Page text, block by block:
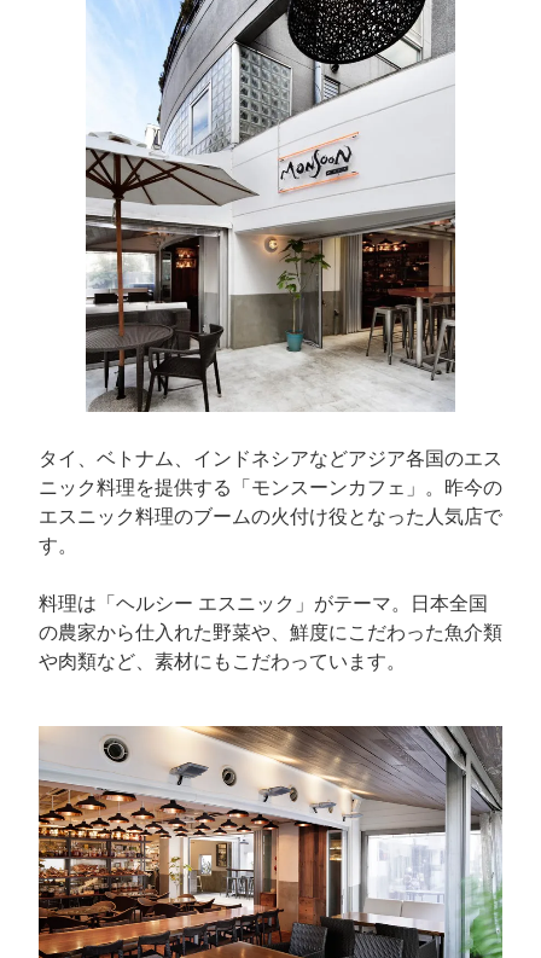
タイ、ベトナム、インドネシアなどアジア各国のエス
ニック料理を提供する「モンスーンカフェ」。昨今の
エスニック料理のブームの火付け役となった人気店で
す。
料理は「ヘルシー エスニック」がテーマ。日本全国
の農家から仕入れた野菜や、鮮度にこだわった魚介類
や肉類など、素材にもこだわっています。